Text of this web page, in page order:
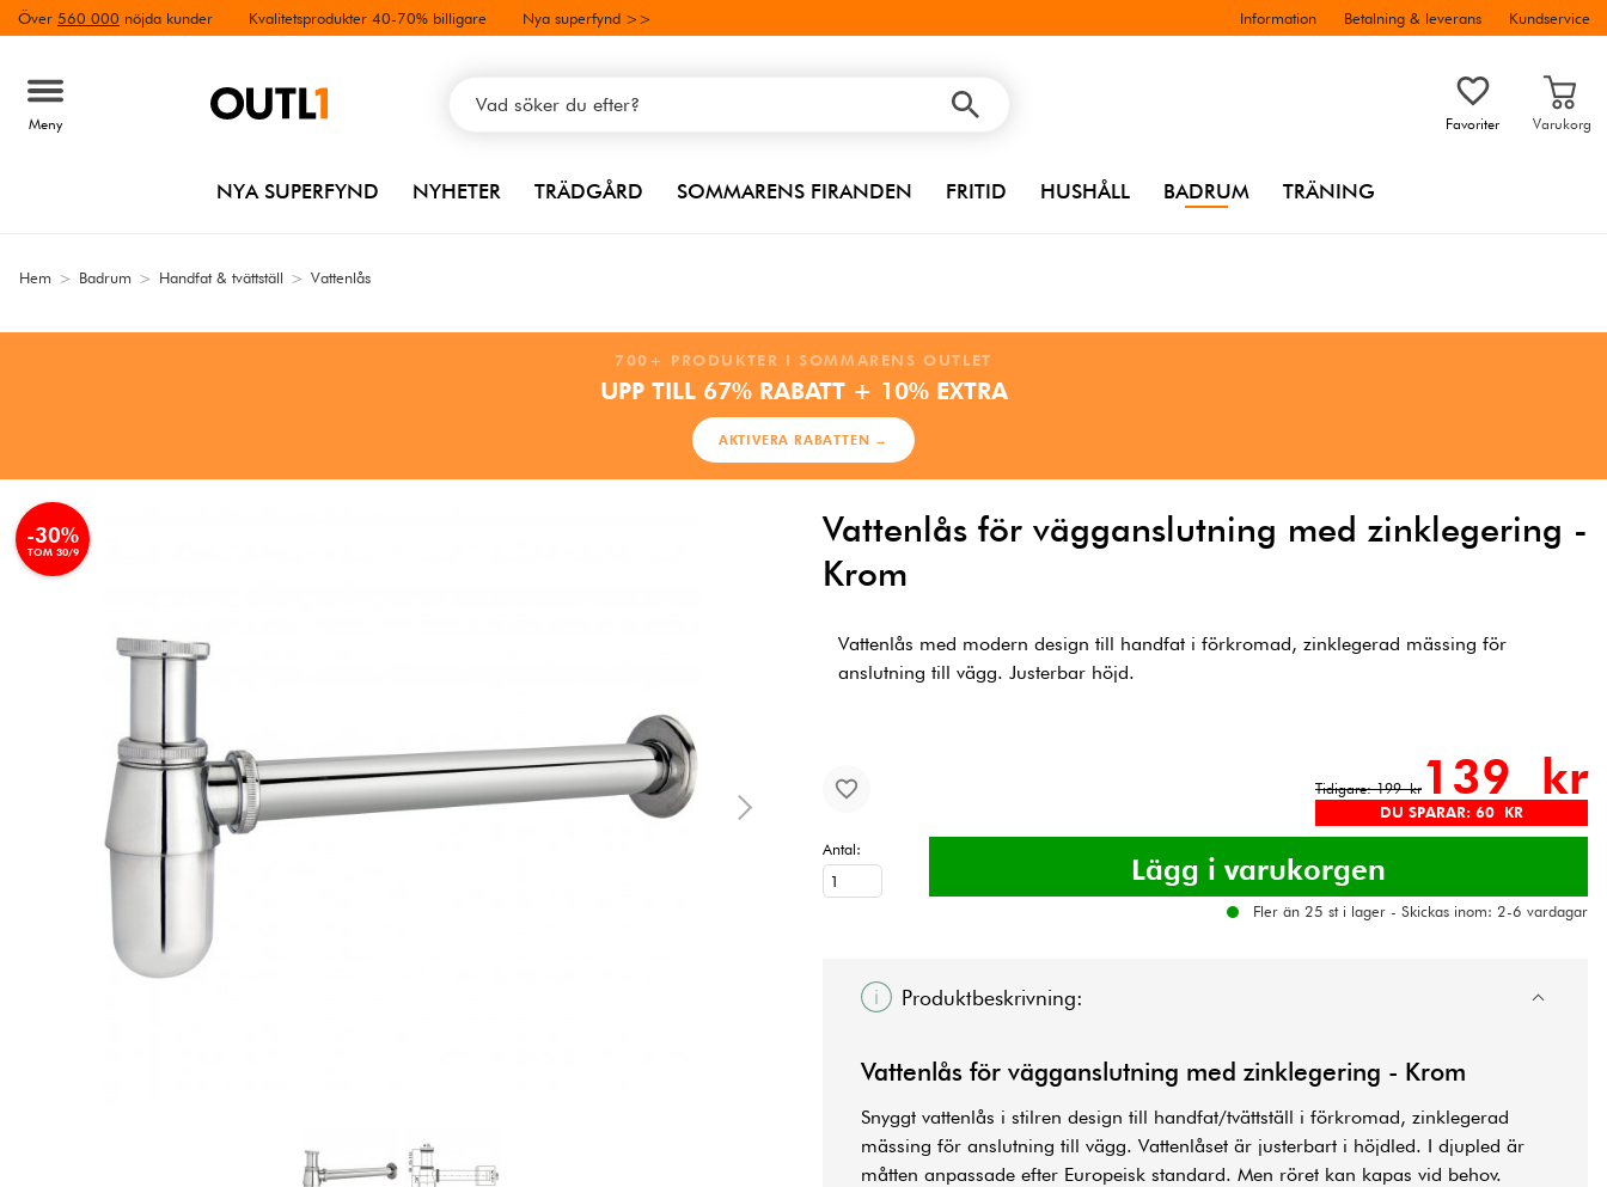
Över 560 000 nöjda kunder Kvalitetsprodukter 40-70% billigare Nya superfynd >> Information Betalning & leverans Kundservice
Meny Favoriter Varukorg
NYA SUPERFYND NYHETER TRÄDGÅRD SOMMARENS FIRANDEN FRITID HUSHÅLL BADRUM TRÄNING
Hem > Badrum > Handfat & tvättställ > Vattenlås
700+ PRODUKTER I SOMMARENS OUTLET
UPP TILL 67% RABATT + 10% EXTRA
AKTIVERA RABATTEN →
Vattenlås för vägganslutning med zinklegering -
Krom
-30%
TOM 30/9
Vattenlås med modern design till handfat i förkromad, zinklegerad mässing för
anslutning till vägg. Justerbar höjd.
Tidigare: 199 kr 139 kr
DU SPARAR: 60 KR
Antal:
Fler än 25 st i lager - Skickas inom: 2-6 vardagar
Produktbeskrivning:
Vattenlås för vägganslutning med zinklegering - Krom
Snyggt vattenlås i stilren design till handfat/tvättställ i förkromad, zinklegerad
mässing för anslutning till vägg. Vattenlåset är justerbart i höjdled. I djupled är
måtten anpassade efter Europeisk standard. Men röret kan kapas vid behov.